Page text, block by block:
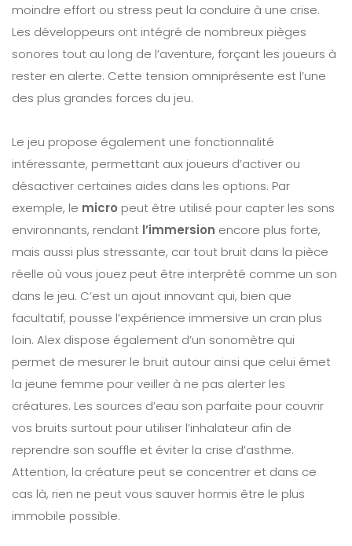
moindre effort ou stress peut la conduire à une crise.
Les développeurs ont intégré de nombreux pièges
sonores tout au long de l’aventure, forçant les joueurs à
rester en alerte. Cette tension omniprésente est l’une
des plus grandes forces du jeu.
Le jeu propose également une fonctionnalité
intéressante, permettant aux joueurs d’activer ou
désactiver certaines aides dans les options. Par
exemple, le micro peut être utilisé pour capter les sons
environnants, rendant l’immersion encore plus forte,
mais aussi plus stressante, car tout bruit dans la pièce
réelle où vous jouez peut être interprété comme un son
dans le jeu. C’est un ajout innovant qui, bien que
facultatif, pousse l’expérience immersive un cran plus
loin. Alex dispose également d’un sonomètre qui
permet de mesurer le bruit autour ainsi que celui émet
la jeune femme pour veiller à ne pas alerter les
créatures. Les sources d’eau son parfaite pour couvrir
vos bruits surtout pour utiliser l’inhalateur afin de
reprendre son souffle et éviter la crise d’asthme.
Attention, la créature peut se concentrer et dans ce
cas là, rien ne peut vous sauver hormis être le plus
immobile possible.